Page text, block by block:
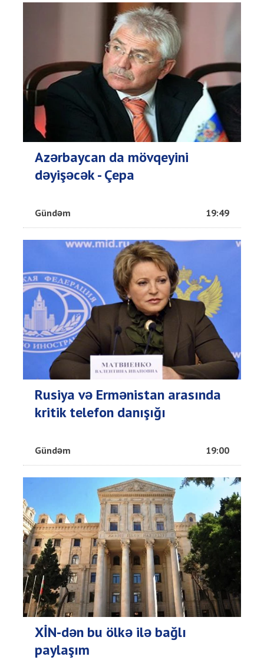
Azərbaycan da mövqeyini
dəyişəcək - Çepa
Gündəm 19:49
Rusiya və Ermənistan arasında
kritik telefon danışığı
Gündəm 19:00
XİN-dən bu ölkə ilə bağlı
paylaşım